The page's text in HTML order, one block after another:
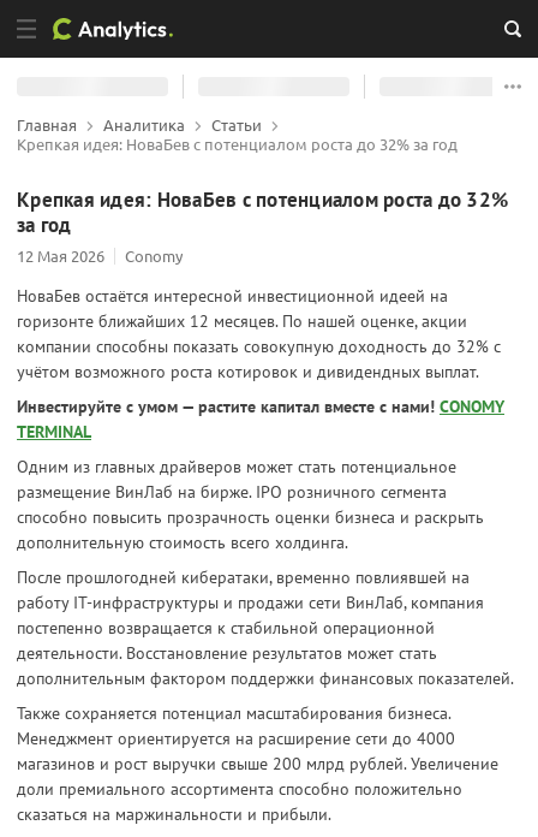
Главная Аналитика
Статьи
Крепкая идея: НоваБев с потенциалом роста до 32% за год
Крепкая идея: НоваБев с потенциалом роста до 32%
за год
12 Мая 2026 Conomy
НоваБев остаётся интересной инвестиционной идеей на
горизонте ближайших 12 месяцев. По нашей оценке, акции
компании способны показать совокупную доходность до 32% с
учётом возможного роста котировок и дивидендных выплат.
Инвестируйте с умом — растите капитал вместе с нами! CONOMY
TERMINAL
Одним из главных драйверов может стать потенциальное
размещение ВинЛаб на бирже. IPO розничного сегмента
способно повысить прозрачность оценки бизнеса и раскрыть
дополнительную стоимость всего холдинга.
После прошлогодней кибератаки, временно повлиявшей на
работу IT-инфраструктуры и продажи сети ВинЛаб, компания
постепенно возвращается к стабильной операционной
деятельности. Восстановление результатов может стать
дополнительным фактором поддержки финансовых показателей.
Также сохраняется потенциал масштабирования бизнеса.
Менеджмент ориентируется на расширение сети до 4000
магазинов и рост выручки свыше 200 млрд рублей. Увеличение
доли премиального ассортимента способно положительно
сказаться на маржинальности и прибыли.